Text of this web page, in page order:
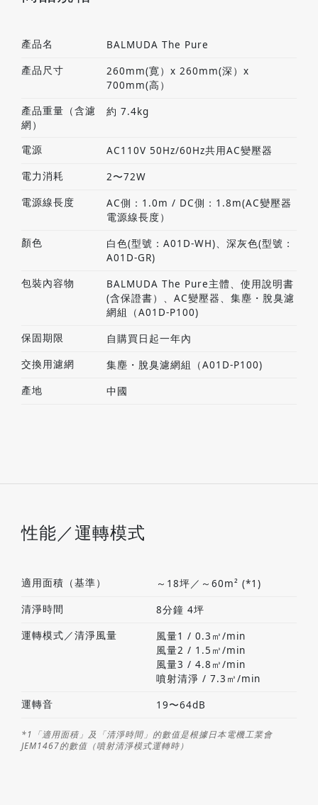
產品名
BALMUDA The Pure
產品尺寸
260mm(寛）x 260mm(深）x
700mm(高）
產品重量（含濾
網）
約 7.4kg
電源
AC110V 50Hz/60Hz共用AC變壓器
電力消耗
2〜72W
電源線長度
AC側：1.0m / DC側：1.8m(AC變壓器
電源線長度）
顏色
白色(型號：A01D-WH)、深灰色(型號：
A01D-GR)
包裝內容物
BALMUDA The Pure主體、使用說明書
(含保證書）、AC變壓器、集塵・脫臭濾
網組（A01D-P100)
保固期限
自購買日起一年內
交換用濾網
集塵・脫臭濾網組（A01D-P100)
產地
中國
性能／運轉模式
適用面積（基準）
～18坪／～60m² (*1)
清淨時間
8分鐘 4坪
運轉模式／清淨風量
風量1 / 0.3㎥/min
風量2 / 1.5㎥/min
風量3 / 4.8㎥/min
噴射清淨 / 7.3㎥/min
運轉音
19〜64dB
*1「適用面積」及「清淨時間」的數值是根據日本電機工業會
JEM1467的數值（噴射清淨模式運轉時）